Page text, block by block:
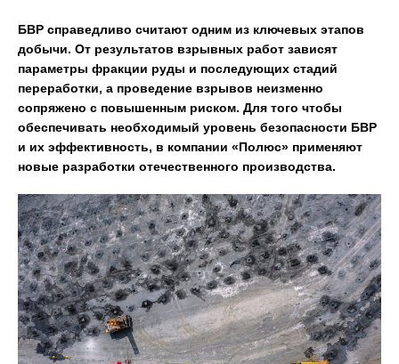
БВР справедливо считают одним из ключевых этапов
добычи. От результатов взрывных работ зависят
параметры фракции руды и последующих стадий
переработки, а проведение взрывов неизменно
сопряжено с повышенным риском. Для того чтобы
обеспечивать необходимый уровень безопасности БВР
и их эффективность, в компании «Полюс» применяют
новые разработки отечественного производства.